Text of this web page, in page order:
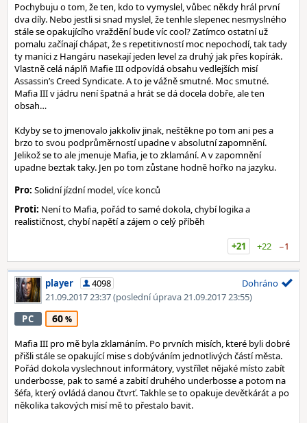
Pochybuju o tom, že ten, kdo to vymyslel, vůbec někdy hrál první
dva díly. Nebo jestli si snad myslel, že tenhle slepenec nesmyslného
stále se opakujícího vraždění bude víc cool? Zatímco ostatní už
pomalu začínají chápat, že s repetitivností moc nepochodí, tak tady
ty maníci z Hangáru nasekají jeden level za druhý jak přes kopírák.
Vlastně celá náplň Mafie III odpovídá obsahu vedlejších misí
Assassin’s Creed Syndicate. A to je vážně smutné. Moc smutné.
Mafia III v jádru není špatná a hrát se dá docela dobře, ale ten
obsah…
Kdyby se to jmenovalo jakkoliv jinak, neštěkne po tom ani pes a
brzo to svou podprůměrností upadne v absolutní zapomnění.
Jelikož se to ale jmenuje Mafia, je to zklamání. A v zapomnění
upadne beztak taky. Jen po tom zůstane hodně hořko na jazyku.
Pro: Solidní jízdní model, více konců
Proti: Není to Mafia, pořád to samé dokola, chybí logika a
realističnost, chybí napětí a zájem o celý příběh
+21
+22 −1
player
4098
21.09.2017 23:37(poslední úprava 21.09.2017 23:55)
Dohráno
PC 60
Mafia III pro mě byla zklamáním. Po prvních misích, které byli dobré
přišli stále se opakující mise s dobýváním jednotlivých částí města.
Pořád dokola vyslechnout informátory, vystřílet nějaké místo zabít
underbosse, pak to samé a zabití druhého underbosse a potom na
šéfa, který ovládá danou čtvrť. Takhle se to opakuje devětkárát a po
několika takových misí mě to přestalo bavit.